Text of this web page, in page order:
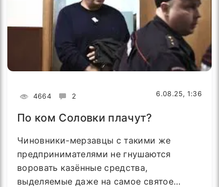
4664 2 6.08.25, 1:36
По ком Соловки плачут?
Чиновники-мерзавцы с такими же
предпринимателями не гнушаются
воровать казённые средства,
выделяемые даже на самое святое…